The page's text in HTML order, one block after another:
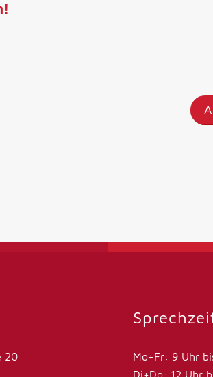
20
Mo+Fr: 9 Uhr
Di+Do: 12 Uhr